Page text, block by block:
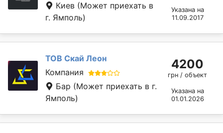
Киев (Может приехать в
г. Ямполь)
Указана на
11.09.2017
ТОВ Скай Леон
Компания
Бар (Может приехать в г.
Ямполь)
4200
грн / объект
Указана на
01.01.2026